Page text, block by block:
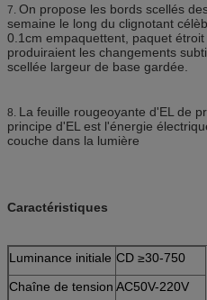
7. On propose les bords scellés
semaine le long du clignotant
0.1cm empaquettent, paquet
produiraient les changements
scellée largeur de base gardée.
8. La feuille rougeoyante d'EL de
principe d'EL est l'énergie
couche dans la lumière
Caractéristiques
Luminance initiale CD ≥30-750
Chaîne de tension AC50V-220V